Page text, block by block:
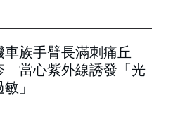
車族手臂長滿刺痛丘
當心紫外線誘發「光
」